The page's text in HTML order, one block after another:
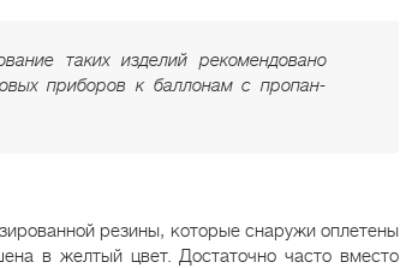
таких изделий рекомендовано
приборов к баллонам с пропан-
резины, которые снаружи оплетены
в желтый цвет. Достаточно часто вместо